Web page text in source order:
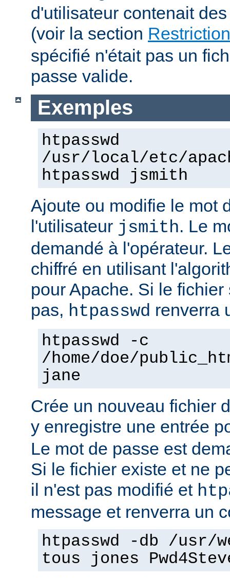
d'utilisateur contenait
(voir la section
spécifié n'était pas un
passe valide.
Exemples
htpasswd
/usr/local/etc/
htpasswd jsmith
Ajoute ou modifie le mot
l'utilisateur jsmith. Le
demandé à l'opérateur.
chiffré en utilisant
pour Apache. Si le
pas, htpasswd renverra
htpasswd -c
/home/doe/
jane
Crée un nouveau fichier
y enregistre une entrée
Le mot de passe est
Si le fichier existe et ne
il n'est pas modifié et
message et renverra un
htpasswd -db /usr/
tous jones